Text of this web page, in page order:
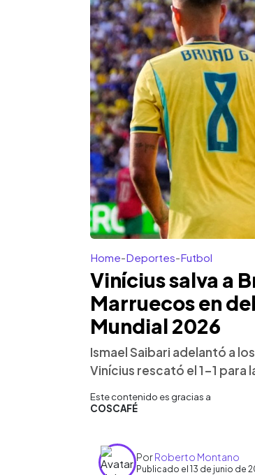
Home-Deportes-Futbol
Vinícius salva a
Marruecos en
Mundial 2026
Ismael Saibari adelantó a
Vinícius rescató el 1-1 para
Este contenido es gracias a
COSCAFÉ
PorRoberto Montano
Publicado el 13 de junio de